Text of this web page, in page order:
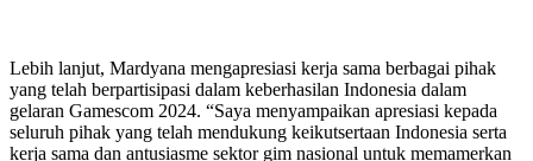
Lebih lanjut, Mardyana mengapresiasi kerja sama berbagai pihak
yang telah berpartisipasi dalam keberhasilan Indonesia dalam
gelaran Gamescom 2024. “Saya menyampaikan apresiasi kepada
seluruh pihak yang telah mendukung keikutsertaan Indonesia serta
kerja sama dan antusiasme sektor gim nasional untuk memamerkan